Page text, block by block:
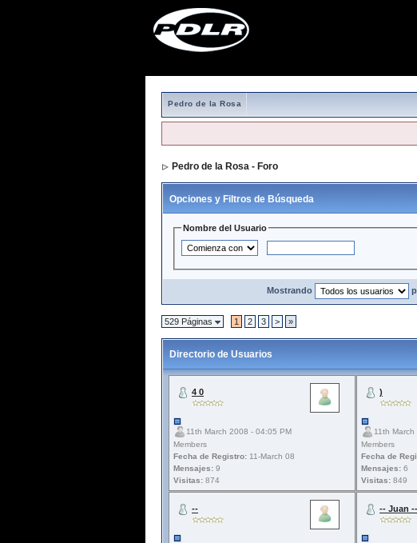
Pedro de la Rosa
Pedro de la Rosa - Foro
Opciones y Filtros de Búsqueda
Nombre del Usuario
Mostrando
529 Páginas 1 2 3 > »
Directorio de Usuarios
4 0
11th March 2008 - 04:05 PM
Members
Fecha de Registro: 11-March 08
Mensajes: 9
Visitas: 874
)
11th
Members
Fecha de
Mensajes: 6
Visitas: 849
-- -- Juan --